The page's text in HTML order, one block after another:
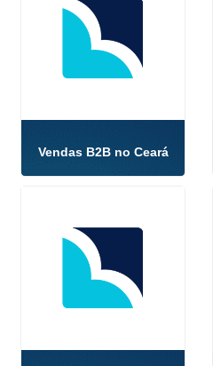
Vendas B2B no Ceará